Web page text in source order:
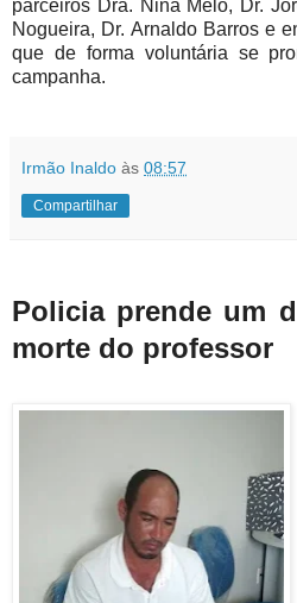
parceiros Dra. Nina Melo, Dr.
Nogueira, Dr. Arnaldo Barros e
que de forma voluntária se
campanha.
Irmão Inaldo às 08:57
Compartilhar
Policia prende um
morte do professor